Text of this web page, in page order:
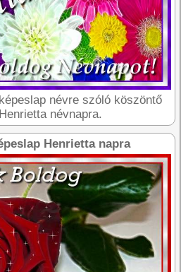
névre szóló köszöntő
névnapra.
Henrietta napra